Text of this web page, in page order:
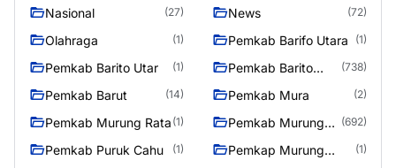
Nasional (27) News (72)
Olahraga (1) Pemkab Barifo Utara (1)
Pemkab Barito Utar (1)
Pemkab Barito
(738)
Pemkab Barut (14) Pemkab Mura (2)
Pemkab Murung Rata (1)
Pemkab Murung
(692)
Pemkab Puruk Cahu (1)
Pemkap Murung
(1)